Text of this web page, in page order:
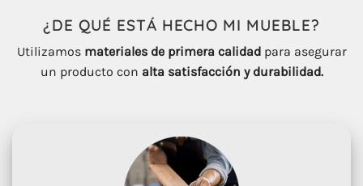
¿DE QUÉ ESTÁ HECHO MI MUEBLE?
Utilizamos materiales de primera calidadpara asegurar
un producto con alta satisfacción y durabilidad.